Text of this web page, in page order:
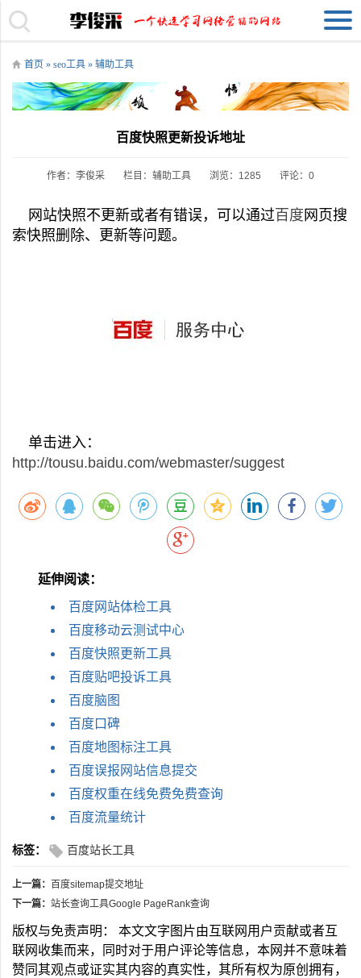
首页 » seo工具 » 辅助工具
百度快照更新投诉地址
作者：李俊采 栏目： 辅助工具 浏览：1285 评论：0
网站快照不更新或者有错误，可以通过百度 网页搜
索快照删除、更新等问题。
单击进入：
http://tousu.baidu.com/webmaster/suggest
延伸阅读：
百度网站体检工具
百度移动云测试中心
百度快照更新工具
百度贴吧投诉工具
百度脑图
百度口碑
百度地图标注工具
百度误报网站信息提交
百度权重在线免费免费查询
百度流量统计
标签： 百度站长工具
上一篇：
百度sitemap提交地址
下一篇： 站长查询工具Google PageRank查询
版权与免责声明： 本文文字图片由互联网用户贡献或者互
联网收集而来，同时对于用户评论等信息，本网并不意味着
赞同其观点或证实其内容的真实性，其所有权为原创拥有，